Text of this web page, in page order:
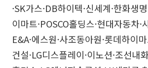
·SK가스·DB하이텍·신세계·한화생
이마트·POSCO홀딩스·현대자동차·
E&A·에스원·사조동아원·롯데하이
건설·LG디스플레이·이노션·조선내